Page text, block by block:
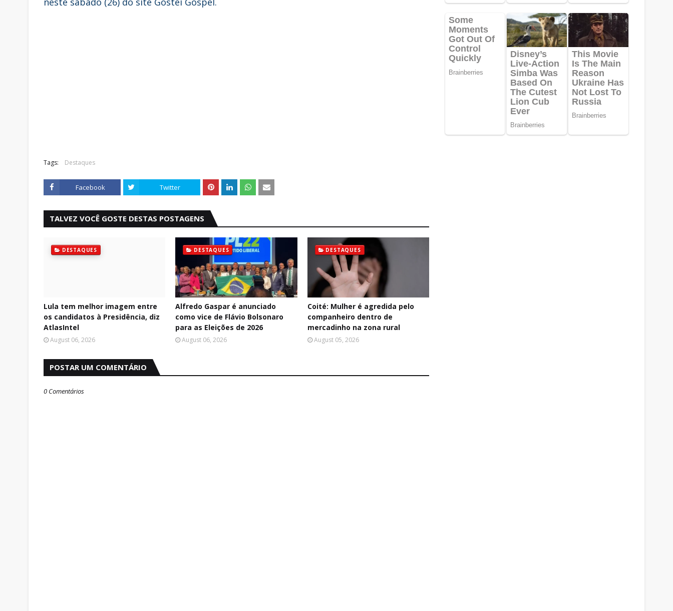
Tags: Destaques
Facebook Twitter
TALVEZ VOCÊ GOSTE DESTAS POSTAGENS
DESTAQUES
Lula tem melhor imagem entre
os candidatos à Presidência, diz
AtlasIntel
August 06, 2026
DESTAQUES
Alfredo Gaspar é anunciado
como vice de Flávio Bolsonaro
para as Eleições de 2026
August 06, 2026
DESTAQUES
Coité: Mulher é agredida pelo
companheiro dentro de
mercadinho na zona rural
August 05, 2026
POSTAR UM COMENTÁRIO
0 Comentários